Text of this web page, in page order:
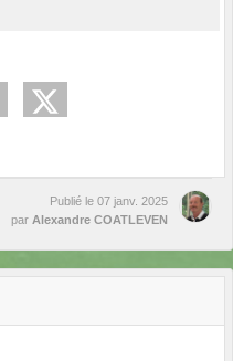
Publié le 07 janv. 2025
par Alexandre COATLEVEN